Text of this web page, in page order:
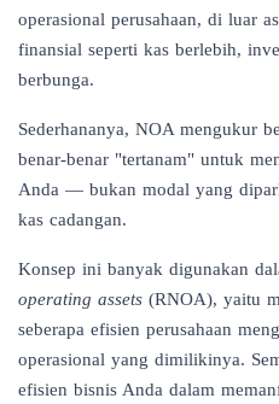
operasional perusahaan, di luar
finansial seperti kas berlebih,
berbunga.
Sederhananya, NOA mengukur
benar-benar "tertanam" untuk
Anda — bukan modal yang
kas cadangan.
Konsep ini banyak digunakan
operating assets (RNOA), yaitu
seberapa efisien perusahaan
operasional yang dimilikinya.
efisien bisnis Anda dalam